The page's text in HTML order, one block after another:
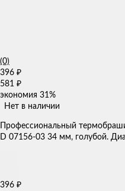
(0)
396 ₽
581 ₽
экономия 31%
Нет в наличии
Профессиональный
D 07156-03 34 мм, голубой.
396 ₽